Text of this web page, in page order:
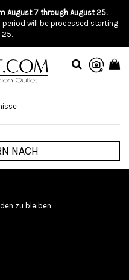
August 7 through August 25.
period will be processed starting
25.
NACH
zu bleiben